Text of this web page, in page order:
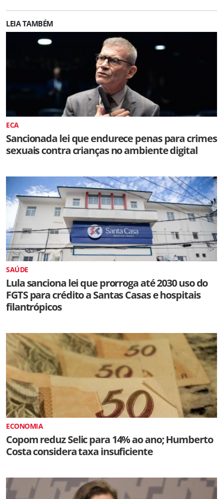
LEIA TAMBÉM
ECA
Sancionada lei que endurece penas para crimes
sexuais contra crianças no ambiente digital
SAÚDE
Lula sanciona lei que prorroga até 2030 uso do
FGTS para crédito a Santas Casas e hospitais
filantrópicos
ECONOMIA
Copom reduz Selic para 14% ao ano; Humberto
Costa considera taxa insuficiente